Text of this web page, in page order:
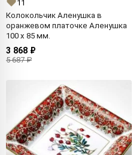
11
Колокольчик Аленушка в
оранжевом платочке Аленушка
100 x 85 мм.
3 868 ₽
5 687 ₽